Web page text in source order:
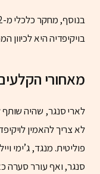
בויקיפדיה היא לכיוון
מאחורי
לארי סנגר, שהיה
לא צריך להאמין
פוליטית. מנגד, ג’ימי
סנגר, ואף עורר סערה